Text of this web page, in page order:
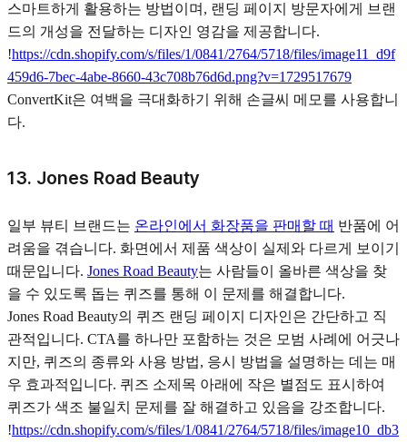
스마트하게 활용하는 방법이며, 랜딩 페이지 방문자에게 브랜
드의 개성을 전달하는 디자인 영감을 제공합니다.
!https://cdn.shopify.com/s/files/1/0841/2764/5718/files/image11_d9f
459d6-7bec-4abe-8660-43c708b76d6d.png?v=1729517679
ConvertKit은 여백을 극대화하기 위해 손글씨 메모를 사용합니
다.
13. Jones Road Beauty
일부 뷰티 브랜드는 온라인에서 화장품을 판매할 때 반품에 어
려움을 겪습니다. 화면에서 제품 색상이 실제와 다르게 보이기
때문입니다. Jones Road Beauty는 사람들이 올바른 색상을 찾
을 수 있도록 돕는 퀴즈를 통해 이 문제를 해결합니다.
Jones Road Beauty의 퀴즈 랜딩 페이지 디자인은 간단하고 직
관적입니다. CTA를 하나만 포함하는 것은 모범 사례에 어긋나
지만, 퀴즈의 종류와 사용 방법, 응시 방법을 설명하는 데는 매
우 효과적입니다. 퀴즈 소제목 아래에 작은 별점도 표시하여
퀴즈가 색조 불일치 문제를 잘 해결하고 있음을 강조합니다.
!https://cdn.shopify.com/s/files/1/0841/2764/5718/files/image10_db3